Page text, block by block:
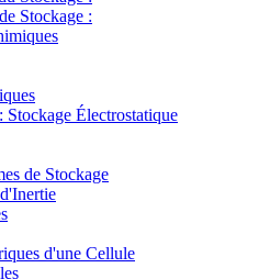
Stockage :
Stockage Électrostatique
de Stockage
d'une Cellule